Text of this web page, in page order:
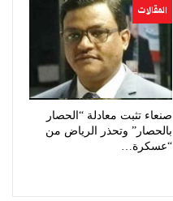
المقالات
صنعاء تثبت معادلة “الحصار
بالحصار” وتحذر الرياض من
“عسكرة…